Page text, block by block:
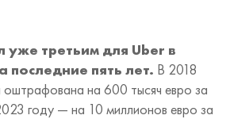
уже третьим для Uber в
пять лет. В 2018
оштрафована на 600 тысяч евро за
году — на 10 миллионов евро за